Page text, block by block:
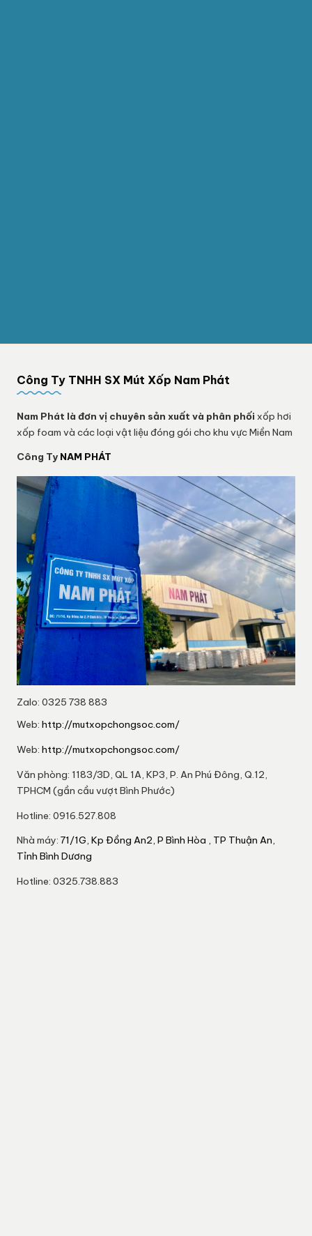
Công Ty TNHH SX Mút Xốp Nam Phát
Nam Phát là đơn vị chuyên sản xuất và phân phối xốp hơi
xốp foam và các loại vật liệu đóng gói cho khu vực Miền Nam
Công Ty NAM PHÁT
Zalo: 0325 738 883
Web: http://mutxopchongsoc.com/
Web: http://mutxopchongsoc.com/
Văn phòng: 1183/3D, QL 1A, KP3, P. An Phú Đông, Q.12,
TPHCM (gần cầu vượt Bình Phước)
Hotline: 0916.527.808
Nhà máy: 71/1G, Kp Đồng An2, P Bình Hòa , TP Thuận An,
Tỉnh Bình Dương
Hotline: 0325.738.883